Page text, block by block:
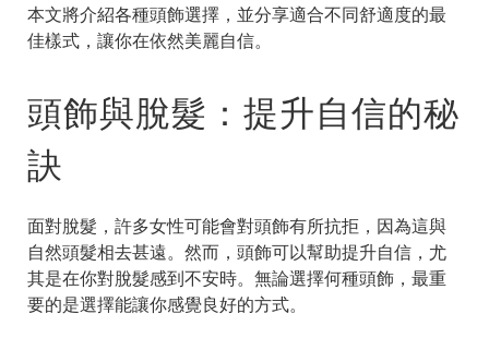
本文將介紹各種頭飾選擇，並分享適合不同舒適度的最
佳樣式，讓你在依然美麗自信。
頭飾與脫髮：提升自信的秘
訣
面對脫髮，許多女性可能會對頭飾有所抗拒，因為這與
自然頭髮相去甚遠。然而，頭飾可以幫助提升自信，尤
其是在你對脫髮感到不安時。無論選擇何種頭飾，最重
要的是選擇能讓你感覺良好的方式。